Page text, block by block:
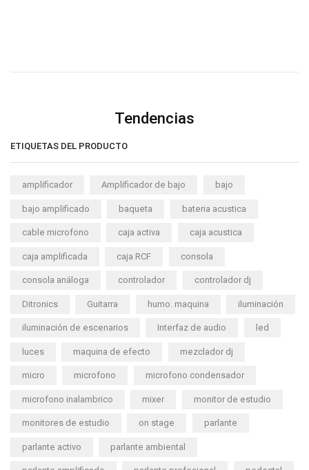
Tendencias
ETIQUETAS DEL PRODUCTO
amplificador Amplificador de bajo bajo
bajo amplificado baqueta bateria acustica
cable microfono caja activa caja acustica
caja amplificada caja RCF consola
consola análoga controlador controlador dj
Ditronics Guitarra humo. maquina iluminación
iluminación de escenarios Interfaz de audio led
luces maquina de efecto mezclador dj
micro microfono microfono condensador
microfono inalambrico mixer monitor de estudio
monitores de estudio on stage parlante
parlante activo parlante ambiental